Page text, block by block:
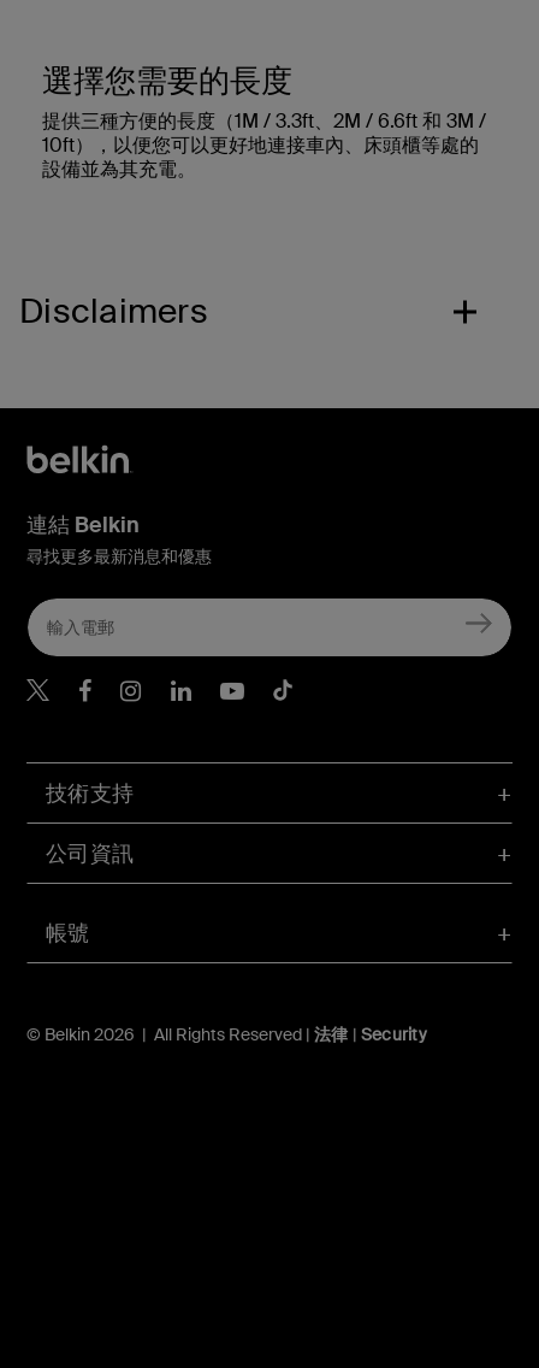
選擇您需要的長度
提供三種方便的長度（1M / 3.3ft、2M / 6.6ft 和 3M /
10ft），以便您可以更好地連接車內、床頭櫃等處的
設備並為其充電。
Disclaimers
帳號
技術支持
公司資訊
© Belkin 2026 | All Rights Reserved | 法律 | Security
連結 Belkin
尋找更多最新消息和優惠
Belkin Twitter
Belkin Hong Kong
Belkin Instagram
Belkin Hong Kong
Belkin Youtube
Belkin TikTok